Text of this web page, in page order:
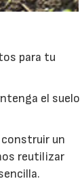
para tu
el suelo
un
reutilizar